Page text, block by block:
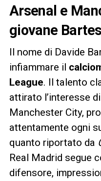
Arsenal e
giovane
Il nome di Davide
infiammare il
League. Il talento
attirato l’interesse
Manchester City,
attentamente ogni
quanto riportato da
Real Madrid segue
difensore,